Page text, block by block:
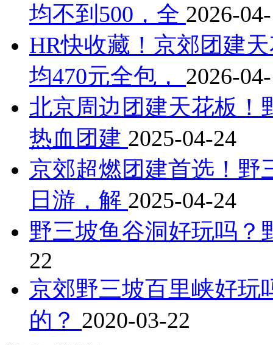
均不到500，全 2026-
HR快收藏！京郊团建
均470元全包， 2026-
北京周边团建天花板！
热血团建 2025-04-24
京郊超燃团建首选！野
日游，解 2025-04-24
野三坡鱼谷洞好玩吗
22
京郊野三坡百里峡好玩
的？ 2020-03-22